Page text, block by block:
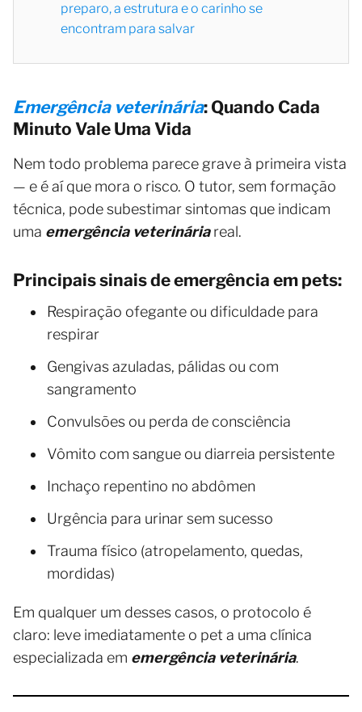
preparo, a estrutura e o carinho se
encontram para salvar
Emergência veterinária: Quando Cada
Minuto Vale Uma Vida
Nem todo problema parece grave à primeira vista
— e é aí que mora o risco. O tutor, sem formação
técnica, pode subestimar sintomas que indicam
uma emergência veterináriareal.
Principais sinais de emergência em pets:
Respiração ofegante ou dificuldade para
respirar
Gengivas azuladas, pálidas ou com
sangramento
Convulsões ou perda de consciência
Vômito com sangue ou diarreia persistente
Inchaço repentino no abdômen
Urgência para urinar sem sucesso
Trauma físico (atropelamento, quedas,
mordidas)
Em qualquer um desses casos, o protocolo é
claro: leve imediatamente o pet a uma clínica
especializada em emergência veterinária.